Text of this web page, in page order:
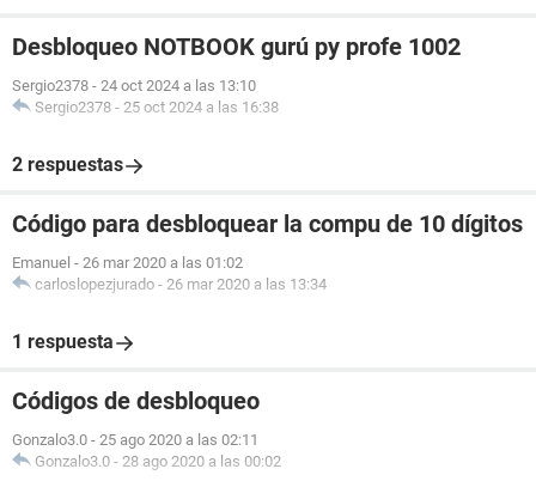
Desbloqueo NOTBOOK gurú py profe 1002
Sergio2378 - 24 oct 2024 a las 13:10
Sergio2378 - 25 oct 2024 a las 16:38
2 respuestas
Código para desbloquear la compu de 10 dígitos
Emanuel - 26 mar 2020 a las 01:02
carloslopezjurado - 26 mar 2020 a las 13:34
1 respuesta
Códigos de desbloqueo
Gonzalo3.0 - 25 ago 2020 a las 02:11
Gonzalo3.0 - 28 ago 2020 a las 00:02